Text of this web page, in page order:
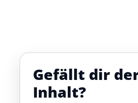
Gefällt dir
Inhalt?